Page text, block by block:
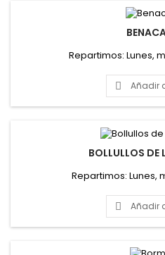
Repartimos: Lunes,
 Añadir
BOLLULLOS
Repartimos: Lunes,
 Añadir